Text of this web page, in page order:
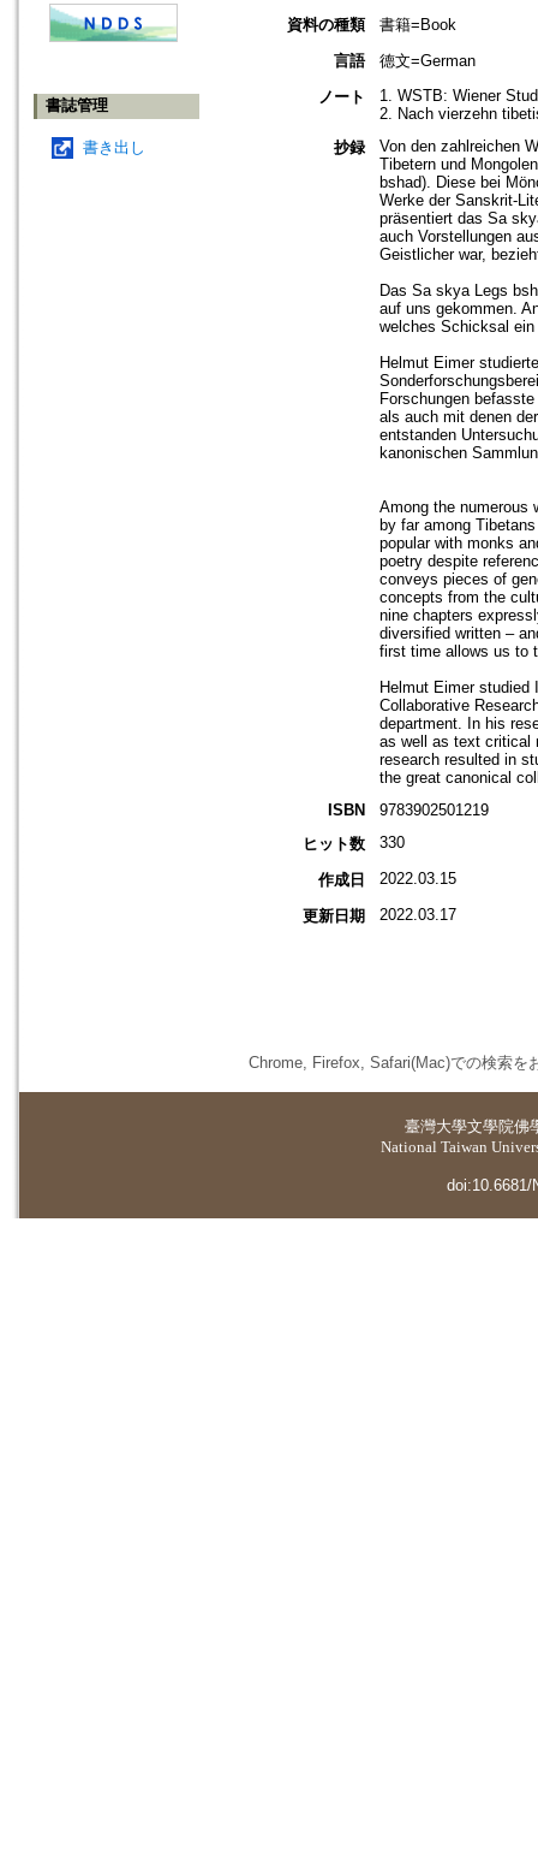
書誌管理
書き出し
資料の種類
書籍=Book
言語
德文=German
ノート
1. WSTB: Wiener
2. Nach vierzehn
抄録
Von den zahlreichen
Tibetern und
bshad). Diese bei
Werke der Sanskrit-
präsentiert das Sa
auch Vorstellungen
Geistlicher war,
Das Sa skya Legs
auf uns gekommen.
welches Schicksal
Helmut Eimer
Forschungen
als auch mit denen
entstanden
kanonischen
Among the numerous
by far among
popular with monks
poetry despite
conveys pieces of
concepts from the
nine chapters
diversified written –
first time allows us to
Helmut Eimer studied
Collaborative
department. In his
as well as text critical
research resulted in
the great canonical
ISBN
9783902501219
ヒット数
330
作成日 2022.03.15
更新日期 2022.03.17
Chrome, Firefox, Safari(Mac)での検索を
臺灣大學文學院佛
National Taiwan
doi:10.6681/